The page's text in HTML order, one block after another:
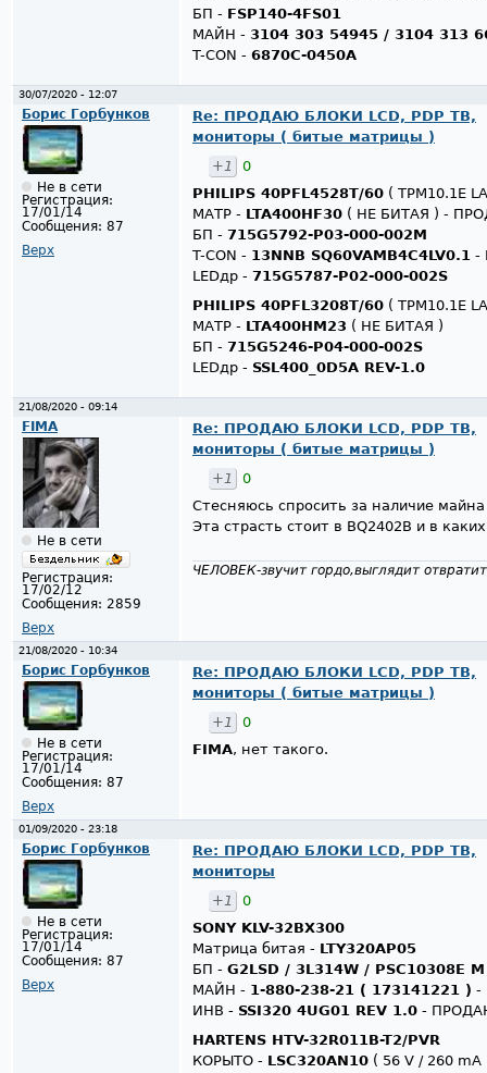
БП - FSP140-4FS01
МАЙН - 3104 303 54945 / 3104 313
T-CON - 6870C-0450A
30/07/2020 - 12:07
Борис Горбунков
Не в сети
Регистрация:
17/01/14
Сообщения: 87
Верх
Re: ПРОДАЮ БЛОКИ LCD, PDP ТВ,
мониторы ( битые матрицы )
+1
0
PHILIPS 40PFL4528T/60 ( TPM10.1E
МАТР - LTA400HF30 ( НЕ БИТАЯ ) -
БП - 715G5792-P03-000-002M
T-CON - 13NNB SQ60VAMB4C4LV0.1 -
LEDдр - 715G5787-P02-000-002S
PHILIPS 40PFL3208T/60 ( TPM10.1E
МАТР - LTA400HM23 ( НЕ БИТАЯ )
БП - 715G5246-P04-000-002S
LEDдр - SSL400_0D5A REV-1.0
21/08/2020 - 09:14
FIMA
Не в сети
Регистрация:
17/02/12
Сообщения: 2859
Верх
Re: ПРОДАЮ БЛОКИ LCD, PDP ТВ,
мониторы ( битые матрицы )
+1
0
Стесняюсь спросить за наличие майна
Эта страсть стоит в BQ2402B и в
ЧЕЛОВЕК-звучит гордо,выглядит
21/08/2020 - 10:34
Борис Горбунков
Не в сети
Регистрация:
17/01/14
Сообщения: 87
Верх
Re: ПРОДАЮ БЛОКИ LCD, PDP ТВ,
мониторы ( битые матрицы )
+1
0
FIMA, нет такого.
01/09/2020 - 23:18
Борис Горбунков
Не в сети
Регистрация:
17/01/14
Сообщения: 87
Верх
Re: ПРОДАЮ БЛОКИ LCD, PDP ТВ,
мониторы
+1
0
SONY KLV-32BX300
Матрица битая - LTY320AP05
БП - G2LSD / 3L314W / PSC10308E M
МАЙН - 1-880-238-21 ( 173141221 ) -
ИНВ - SSI320 4UG01 REV 1.0 -
HARTENS HTV-32R011B-T2/PVR
КОРЫТО - LSC320AN10 ( 56 V / 260 mA